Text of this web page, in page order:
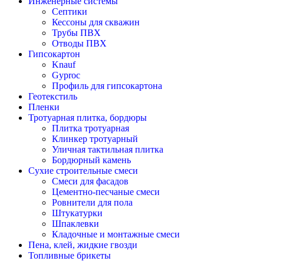
Септики
Кессоны для скважин
Трубы ПВХ
Отводы ПВХ
Гипсокартон
Knauf
Gyproc
Профиль для гипсокартона
Геотекстиль
Пленки
Тротуарная плитка, бордюры
Плитка тротуарная
Клинкер тротуарный
Уличная тактильная плитка
Бордюрный камень
Сухие строительные смеси
Смеси для фасадов
Цементно-песчаные смеси
Ровнители для пола
Штукатурки
Шпаклевки
Кладочные и монтажные смеси
Пена, клей, жидкие гвозди
Топливные брикеты